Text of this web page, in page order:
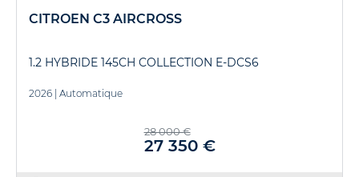
CITROEN C3 AIRCROSS
1.2 HYBRIDE 145CH COLLECTION E-DCS6
2026 Automatique
28 000 €
27 350 €